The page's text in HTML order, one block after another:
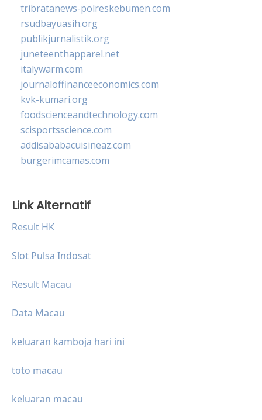
tribratanews-polreskebumen.com
rsudbayuasih.org
publikjurnalistik.org
juneteenthapparel.net
italywarm.com
journaloffinanceeconomics.com
kvk-kumari.org
foodscienceandtechnology.com
scisportsscience.com
addisababacuisineaz.com
burgerimcamas.com
Link Alternatif
Result HK
Slot Pulsa Indosat
Result Macau
Data Macau
keluaran kamboja hari ini
toto macau
keluaran macau